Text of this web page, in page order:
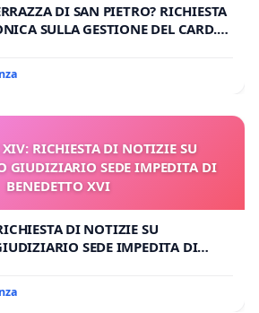
DI SAN PIETRO? RICHIESTA
SULLA GESTIONE DEL CARD.
XIV: RICHIESTA DI NOTIZIE SU
GIUDIZIARIO SEDE IMPEDITA DI
BENEDETTO XVI
DI NOTIZIE SU
SEDE IMPEDITA DI